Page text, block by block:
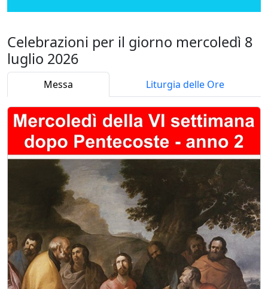
Celebrazioni per il giorno mercoledì 8
luglio 2026
Messa Liturgia delle Ore